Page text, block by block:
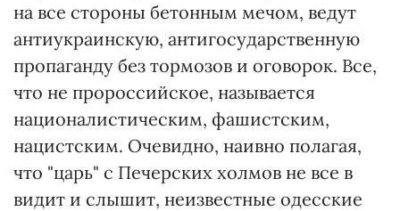
на все стороны бетонным мечом, ведут
антиукраинскую, антигосударственную
пропаганду без тормозов и оговорок. Все,
что не пророссийское, называется
националистическим, фашистским,
нацистским. Очевидно, наивно полагая,
что "царь" с Печерских холмов не все в
видит и слышит, неизвестные одесские